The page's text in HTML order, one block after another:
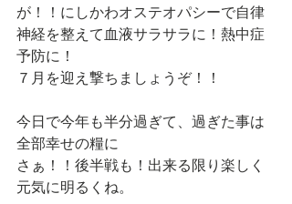
が！！にしかわオステオパシーで自律
神経を整えて血液サラサラに！熱中症
予防に！
７月を迎え撃ちましょうぞ！！
今日で今年も半分過ぎて、過ぎた事は
全部幸せの糧に
さぁ！！後半戦も！出来る限り楽しく
元気に明るくね。